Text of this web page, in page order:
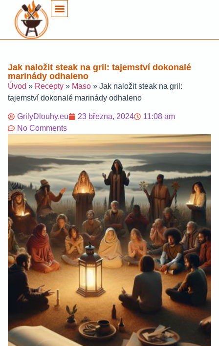
Jak naložit steak na gril: tajemství dokonalé
marinády odhaleno
Úvod » Recepty » Maso » Jak naložit steak na gril:
tajemství dokonalé marinády odhaleno
GrilyDlouhy.eu 23 března, 2024
11:08 am
No Comments